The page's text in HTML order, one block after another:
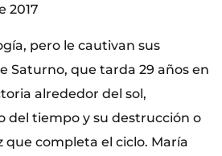
2017
pero le cautivan sus
Saturno, que tarda 29 años en
alrededor del sol,
del tiempo y su destrucción o
que completa el ciclo. María